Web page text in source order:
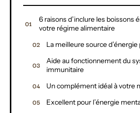
6 raisons d’inclure les boissons
votre régime alimentaire
La meilleure source
Aide au fonctionnement du
immunitaire
Un complément idéal à votre
Excellent pour l’énergie